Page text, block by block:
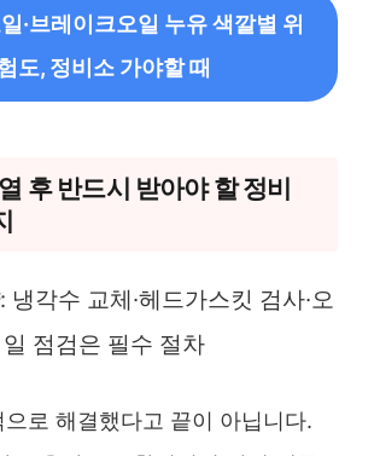
·브레이크오일 누유 색깔별 위
도, 정비소 가야할 때
후 반드시 받아야 할 정비
: 냉각수 교체·헤드가스킷 검사·오
일 점검은 필수 절차
로 해결했다고 끝이 아닙니다.